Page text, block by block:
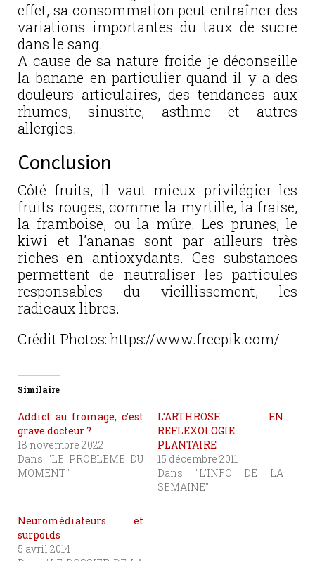
effet, sa consommation peut entraîner des
variations importantes du taux de sucre
dans le sang.
A cause de sa nature froide je déconseille
la banane en particulier quand il y a des
douleurs articulaires, des tendances aux
rhumes, sinusite, asthme et autres
allergies.
Conclusion
Côté fruits, il vaut mieux privilégier les
fruits rouges, comme la myrtille, la fraise,
la framboise, ou la mûre. Les prunes, le
kiwi et l’ananas sont par ailleurs très
riches en antioxydants. Ces substances
permettent de neutraliser les particules
responsables du vieillissement, les
radicaux libres.
Crédit Photos: https://www.freepik.com/
Similaire
Addict au fromage, c’est
grave docteur ?
18 novembre 2022
Dans "LE PROBLEME DU
MOMENT"
L’ARTHROSE EN
REFLEXOLOGIE
PLANTAIRE
15 décembre 2011
Dans "L'INFO DE LA
SEMAINE"
Neuromédiateurs et
surpoids
5 avril 2014